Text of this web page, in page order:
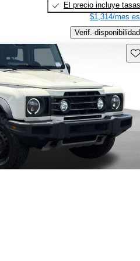
El precio incluye tasas
$1,314/mes
Verif. disponibilidad